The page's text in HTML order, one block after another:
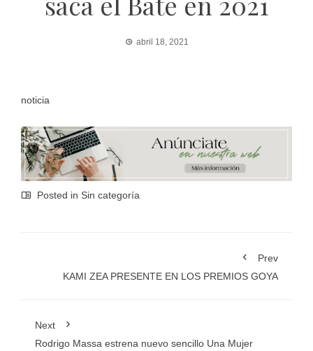
abril 18, 2021
noticia
Posted in Sin categoría
Prev
KAMI ZEA PRESENTE EN LOS PREMIOS GOYA
Next
Rodrigo Massa estrena nuevo sencillo Una Mujer